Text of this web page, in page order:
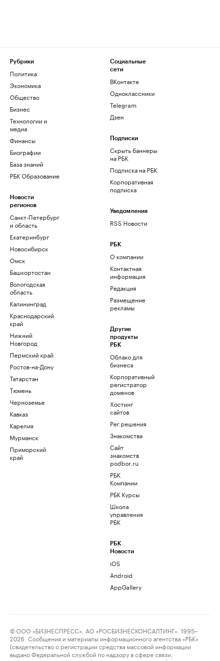
Рубрики
Политика
Экономика
Общество
Бизнес
Технологии и
медиа
Финансы
Биографии
База знаний
РБК Образование
Новости
регионов
Санкт-Петербург
и область
Екатеринбург
Новосибирск
Омск
Башкортостан
Вологодская
область
Калининград
Краснодарский
край
Нижний
Новгород
Пермский край
Ростов-на-Дону
Татарстан
Тюмень
Черноземье
Кавказ
Карелия
Мурманск
Приморский
край
Социальные
сети
ВКонтакте
Одноклассники
Telegram
Дзен
Подписки
Скрыть баннеры
на РБК
Подписка на РБК
Корпоративная
подписка
Уведомления
RSS Новости
РБК
О компании
Контактная
информация
Редакция
Размещение
рекламы
Другие
продукты
РБК
Облако для
бизнеса
Корпоративный
регистратор
доменов
Хостинг
сайтов
Рег.решения
Знакомства
Сайт
знакомств
podbor.ru
РБК
Компании
РБК Курсы
Школа
управления
РБК
РБК
Новости
iOS
Android
AppGallery
© ООО «БИЗНЕСПРЕСС», АО «РОСБИЗНЕСКОНСАЛТИНГ», 1995–
2026. Сообщения и материалы информационного агентства «РБК»
(свидетельство о регистрации средства массовой информации
выдано Федеральной службой по надзору в сфере связи,